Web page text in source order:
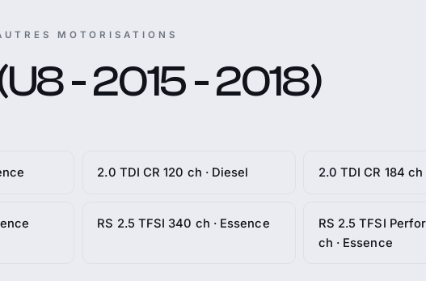
MOTORISATIONS
- 2015 - 2018)
2.0 TDI CR 120 ch · Diesel 2.0 TDI CR 184 ch
RS 2.5 TFSI 340 ch · Essence
RS 2.5 TFSI
ch · Essence